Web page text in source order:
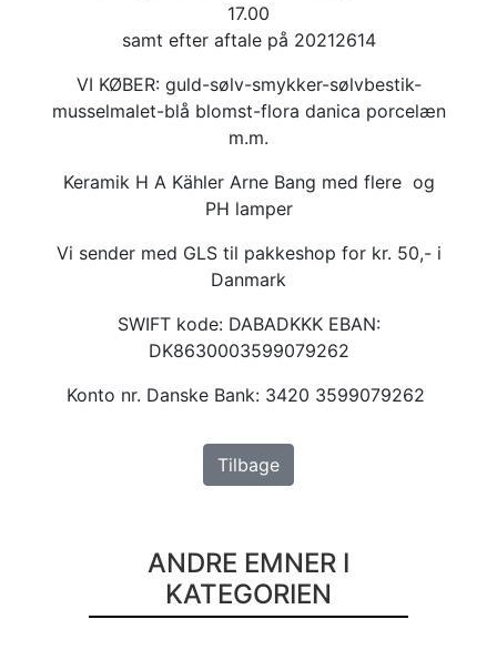
17.00
samt efter aftale på 20212614
VI KØBER: guld-sølv-smykker-sølvbestik-
musselmalet-blå blomst-flora danica porcelæn
m.m.
Keramik H A Kähler Arne Bang med flere og
PH lamper
Vi sender med GLS til pakkeshop for kr. 50,- i
Danmark
SWIFT kode: DABADKKK EBAN:
DK8630003599079262
Konto nr. Danske Bank: 3420 3599079262
Tilbage
ANDRE EMNER I
KATEGORIEN